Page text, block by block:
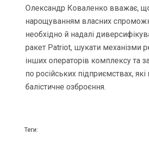
Олександр Коваленко вважає,
нарощуванням власних
необхідно й надалі
ракет Patriot, шукати механізми
інших операторів комплексу та
по російських підприємствах,
балістичне озброєння.
Теги: